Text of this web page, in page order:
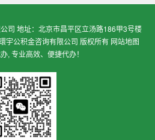
司 地址：北京市昌平区立汤路186甲3号楼
宇公积金咨询有限公司 版权所有 网站地图
, 专业高效、便捷代办！